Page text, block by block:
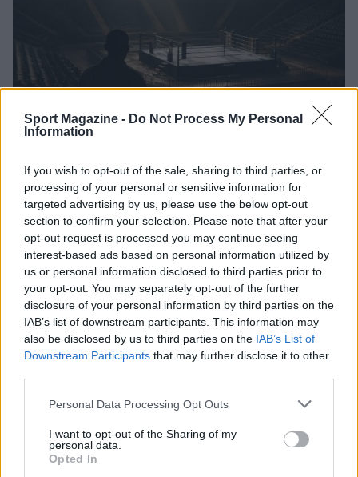
Sport Magazine - Do Not Process My Personal
Information
If you wish to opt-out of the sale, sharing to third parties, or
processing of your personal or sensitive information for
targeted advertising by us, please use the below opt-out
section to confirm your selection. Please note that after your
opt-out request is processed you may continue seeing
interest-based ads based on personal information utilized by
us or personal information disclosed to third parties prior to
your opt-out. You may separately opt-out of the further
disclosure of your personal information by third parties on the
IAB’s list of downstream participants. This information may
also be disclosed by us to third parties on the IAB’s List of
Downstream Participants that may further disclose it to other
Please note that this website/app uses one or more Google
not limited to your visit or usage behaviour. You may click to
grant or deny consent to Google and its third-party tags to
use your data for below specified purposes in below Google
Personal Data Processing Opt Outs
I want to opt-out of the Sharing of my
personal data.
Opted In
Boxe: Callum Walsh preferisce Aaron McKenna a
Stephen McKenna per un match all’irlandese
Andrea Conforti · 8 Ago 2026
CALCIO
LIV Golf New York 2026: Niemann in testa con un